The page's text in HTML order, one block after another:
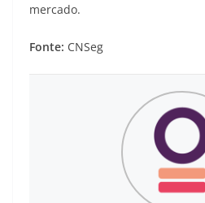
mercado.
Fonte: CNSeg